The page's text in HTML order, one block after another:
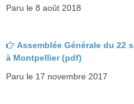
Paru le 8 août 2018
Assemblée Générale du 22
à Montpellier (pdf)
Paru le 17 novembre 2017